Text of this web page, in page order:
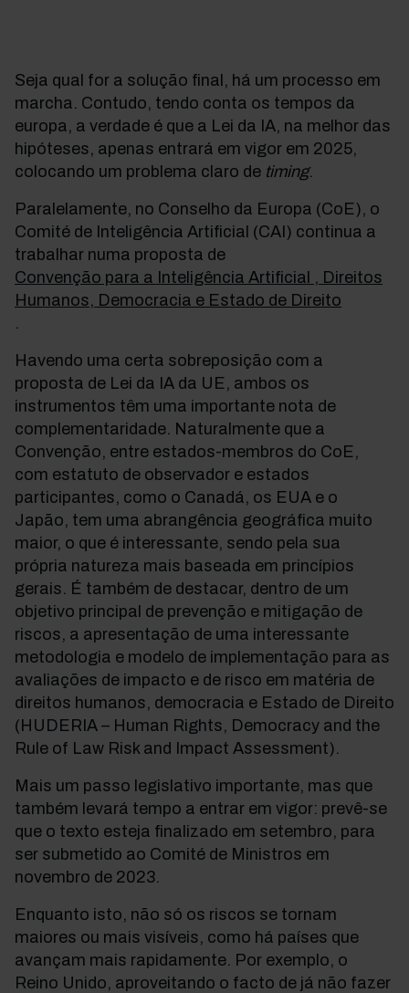
Seja qual for a solução final, há um processo em
marcha. Contudo, tendo conta os tempos da
europa, a verdade é que a Lei da IA, na melhor das
hipóteses, apenas entrará em vigor em 2025,
colocando um problema claro de timing.
Paralelamente, no Conselho da Europa (CoE), o
Comité de Inteligência Artificial (CAI) continua a
trabalhar numa proposta de
Convenção para a Inteligência Artificial , Direitos
Humanos, Democracia e Estado de Direito
.
Havendo uma certa sobreposição com a
proposta de Lei da IA da UE, ambos os
instrumentos têm uma importante nota de
complementaridade. Naturalmente que a
Convenção, entre estados-membros do CoE,
com estatuto de observador e estados
participantes, como o Canadá, os EUA e o
Japão, tem uma abrangência geográfica muito
maior, o que é interessante, sendo pela sua
própria natureza mais baseada em princípios
gerais. É também de destacar, dentro de um
objetivo principal de prevenção e mitigação de
riscos, a apresentação de uma interessante
metodologia e modelo de implementação para as
avaliações de impacto e de risco em matéria de
direitos humanos, democracia e Estado de Direito
(HUDERIA – Human Rights, Democracy and the
Rule of Law Risk and Impact Assessment).
Mais um passo legislativo importante, mas que
também levará tempo a entrar em vigor: prevê-se
que o texto esteja finalizado em setembro, para
ser submetido ao Comité de Ministros em
novembro de 2023.
Enquanto isto, não só os riscos se tornam
maiores ou mais visíveis, como há países que
avançam mais rapidamente. Por exemplo, o
Reino Unido, aproveitando o facto de já não fazer